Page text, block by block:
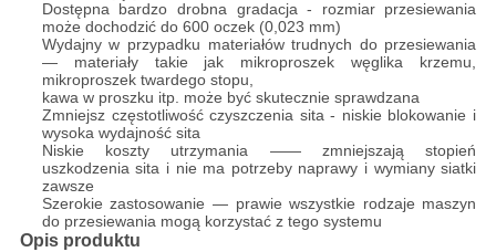
Dostępna bardzo drobna gradacja - rozmiar przesiewania
może dochodzić do 600 oczek (0,023 mm)
Wydajny w przypadku materiałów trudnych do przesiewania
— materiały takie jak mikroproszek węglika krzemu,
mikroproszek twardego stopu,
kawa w proszku itp. może być skutecznie sprawdzana
Zmniejsz częstotliwość czyszczenia sita - niskie blokowanie i
wysoka wydajność sita
Niskie koszty utrzymania —— zmniejszają stopień
uszkodzenia sita i nie ma potrzeby naprawy i wymiany siatki
zawsze
Szerokie zastosowanie — prawie wszystkie rodzaje maszyn
do przesiewania mogą korzystać z tego systemu
Opis produktu